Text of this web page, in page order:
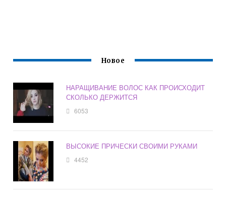
Новое
НАРАЩИВАНИЕ ВОЛОС КАК ПРОИСХОДИТ
СКОЛЬКО ДЕРЖИТСЯ
6053
ВЫСОКИЕ ПРИЧЕСКИ СВОИМИ РУКАМИ
4452